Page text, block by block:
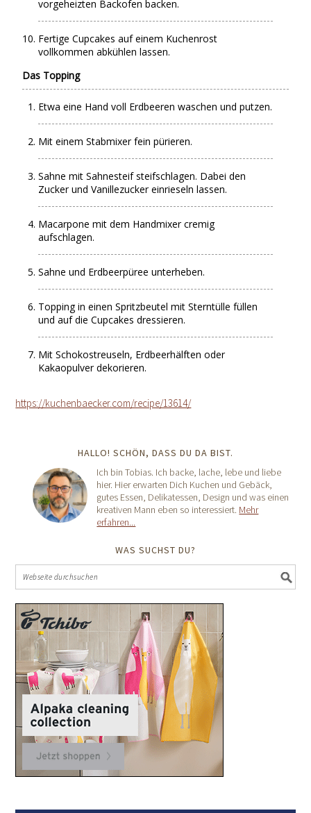
vorgeheizten Backofen backen.
Fertige Cupcakes auf einem Kuchenrost
vollkommen abkühlen lassen.
Das Topping
Etwa eine Hand voll Erdbeeren waschen und putzen.
Mit einem Stabmixer fein pürieren.
Sahne mit Sahnesteif steifschlagen. Dabei den
Zucker und Vanillezucker einrieseln lassen.
Macarpone mit dem Handmixer cremig
aufschlagen.
Sahne und Erdbeerpüree unterheben.
Topping in einen Spritzbeutel mit Sterntülle füllen
und auf die Cupcakes dressieren.
Mit Schokostreuseln, Erdbeerhälften oder
Kakaopulver dekorieren.
https://kuchenbaecker.com/recipe/13614/
HALLO! SCHÖN, DASS DU DA BIST.
Ich bin Tobias. Ich backe, lache, lebe und liebe
hier. Hier erwarten Dich Kuchen und Gebäck,
gutes Essen, Delikatessen, Design und was einen
kreativen Mann eben so interessiert. Mehr
erfahren...
WAS SUCHST DU?